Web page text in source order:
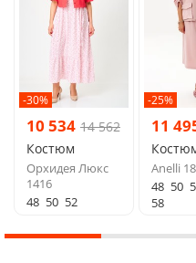
-30%
10 534 14 562
Костюм
Орхидея Люкс
1416
48 50 52
-25%
11
Anelli
48 50
58